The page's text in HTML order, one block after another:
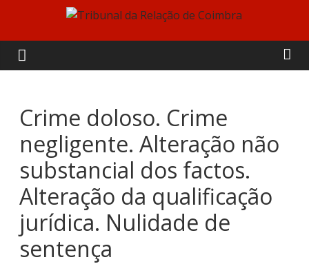
content
Tribunal
da
Relação
de
Coimbra
Crime doloso. Crime
negligente. Alteração não
substancial dos factos.
Alteração da qualificação
jurídica. Nulidade de
sentença